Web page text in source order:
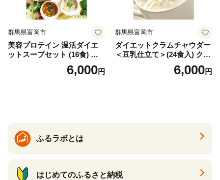
群馬県富岡市
美容プロテイン 温活ダイエ
ットスープセット (16食) 小
分け スープ 食べ比べ セット
詰合せ クラムチャウダー チ
6,000円
群馬県富岡市
ダイエットクラムチャウダー
＜豆乳仕立て＞(24食入) クラ
ムチャウダー 豆乳 ダイエッ
ト スープ プロテイン たんぱ
6,000円
ふるラボとは
はじめてのふるさと納税